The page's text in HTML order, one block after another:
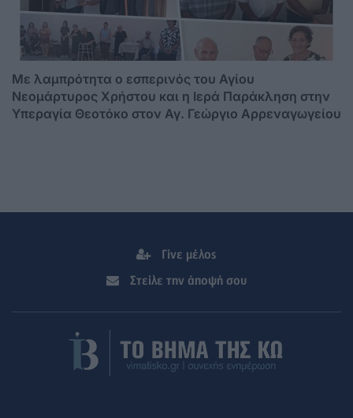
Mε λαμπρότητα ο εσπερινός του Αγίου
Νεομάρτυρος Χρήστου και η Ιερά Παράκληση στην
Υπεραγία Θεοτόκο στον Αγ. Γεώργιο Αρρεναγωγείου
Γίνε μέλος
Στείλε την άποψή σου